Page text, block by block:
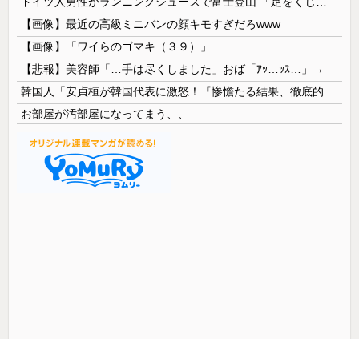
【画像】最近の高級ミニバンの顔キモすぎだろwww
【画像】「ワイらのゴマキ（３９）」
【悲報】美容師「…手は尽くしました」おば「ｱｯ…ｯｽ…」→
お部屋が汚部屋になってまう、、